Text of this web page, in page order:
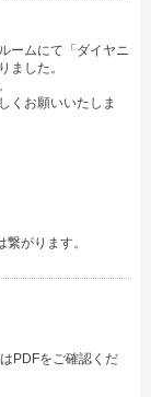
ームにて「ダイヤニ
ました。
くお願いいたしま
がります。
PDFをご確認くだ